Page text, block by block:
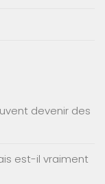
devenir des
est-il vraiment